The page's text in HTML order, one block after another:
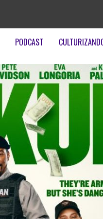
PODCAST